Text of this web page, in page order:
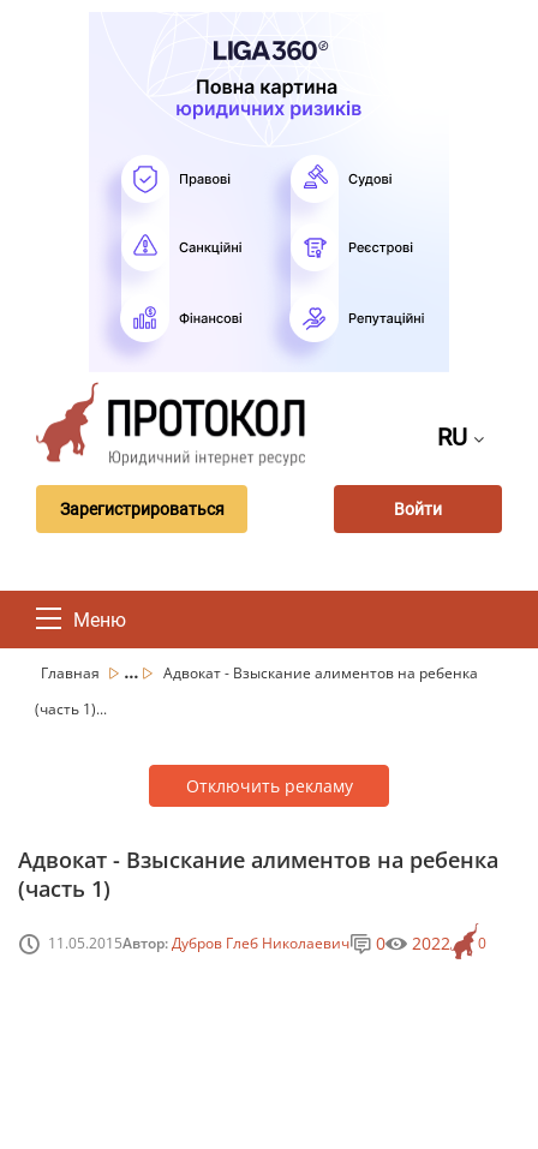
RU
Зарегистрироваться Войти
Меню
Главная ...
Адвокат - Взыскание алиментов на ребенка
(часть 1)...
Отключить рекламу
Адвокат - Взыскание алиментов на ребенка
(часть 1)
11.05.2015Автор:Дубров Глеб Николаевич 0
0 2022